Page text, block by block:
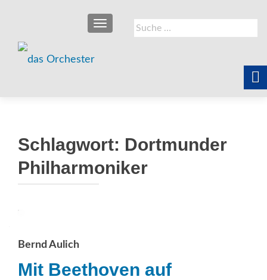
Suche
nach:
SCHALTE NAVIGATION
Schlagwort: Dortmunder
Philharmoniker
Bernd Aulich
Mit Beethoven auf